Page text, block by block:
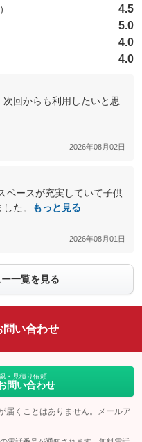
）
4.5
5.0
4.0
4.0
回からも利用したいと思
2026年08月02日
ペースが充実していて子供
た。
もっと見る
2026年08月01日
一覧を見る
問い合わせ
・見積り依頼
問い合わせ
届くことはありません。メールア